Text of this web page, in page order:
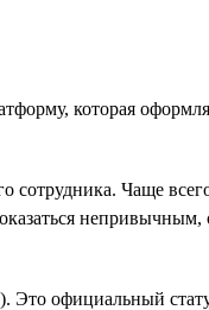
которая
сотрудника. Чаще
непривычным,
Это официальный